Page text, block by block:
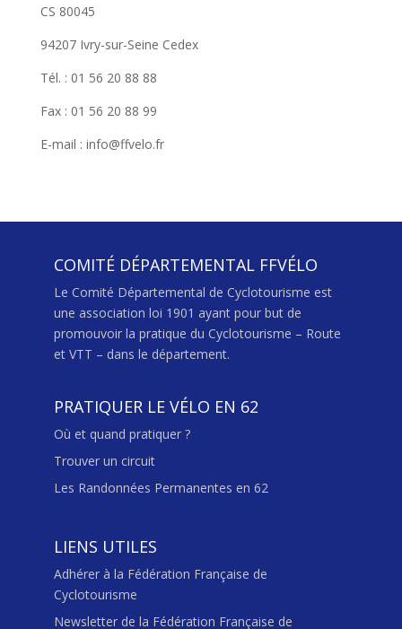
CS 80045
94207 Ivry-sur-Seine Cedex
Tél. : 01 56 20 88 88
Fax : 01 56 20 88 99
E-mail : info@ffvelo.fr
COMITÉ DÉPARTEMENTAL FFVÉLO
Le Comité Départemental de Cyclotourisme est
une association loi 1901 ayant pour but de
promouvoir la pratique du Cyclotourisme – Route
et VTT – dans le département.
PRATIQUER LE VÉLO EN 62
Où et quand pratiquer ?
Trouver un circuit
Les Randonnées Permanentes en 62
LIENS UTILES
Adhérer à la Fédération Française de
Cyclotourisme
Newsletter de la Fédération Française de